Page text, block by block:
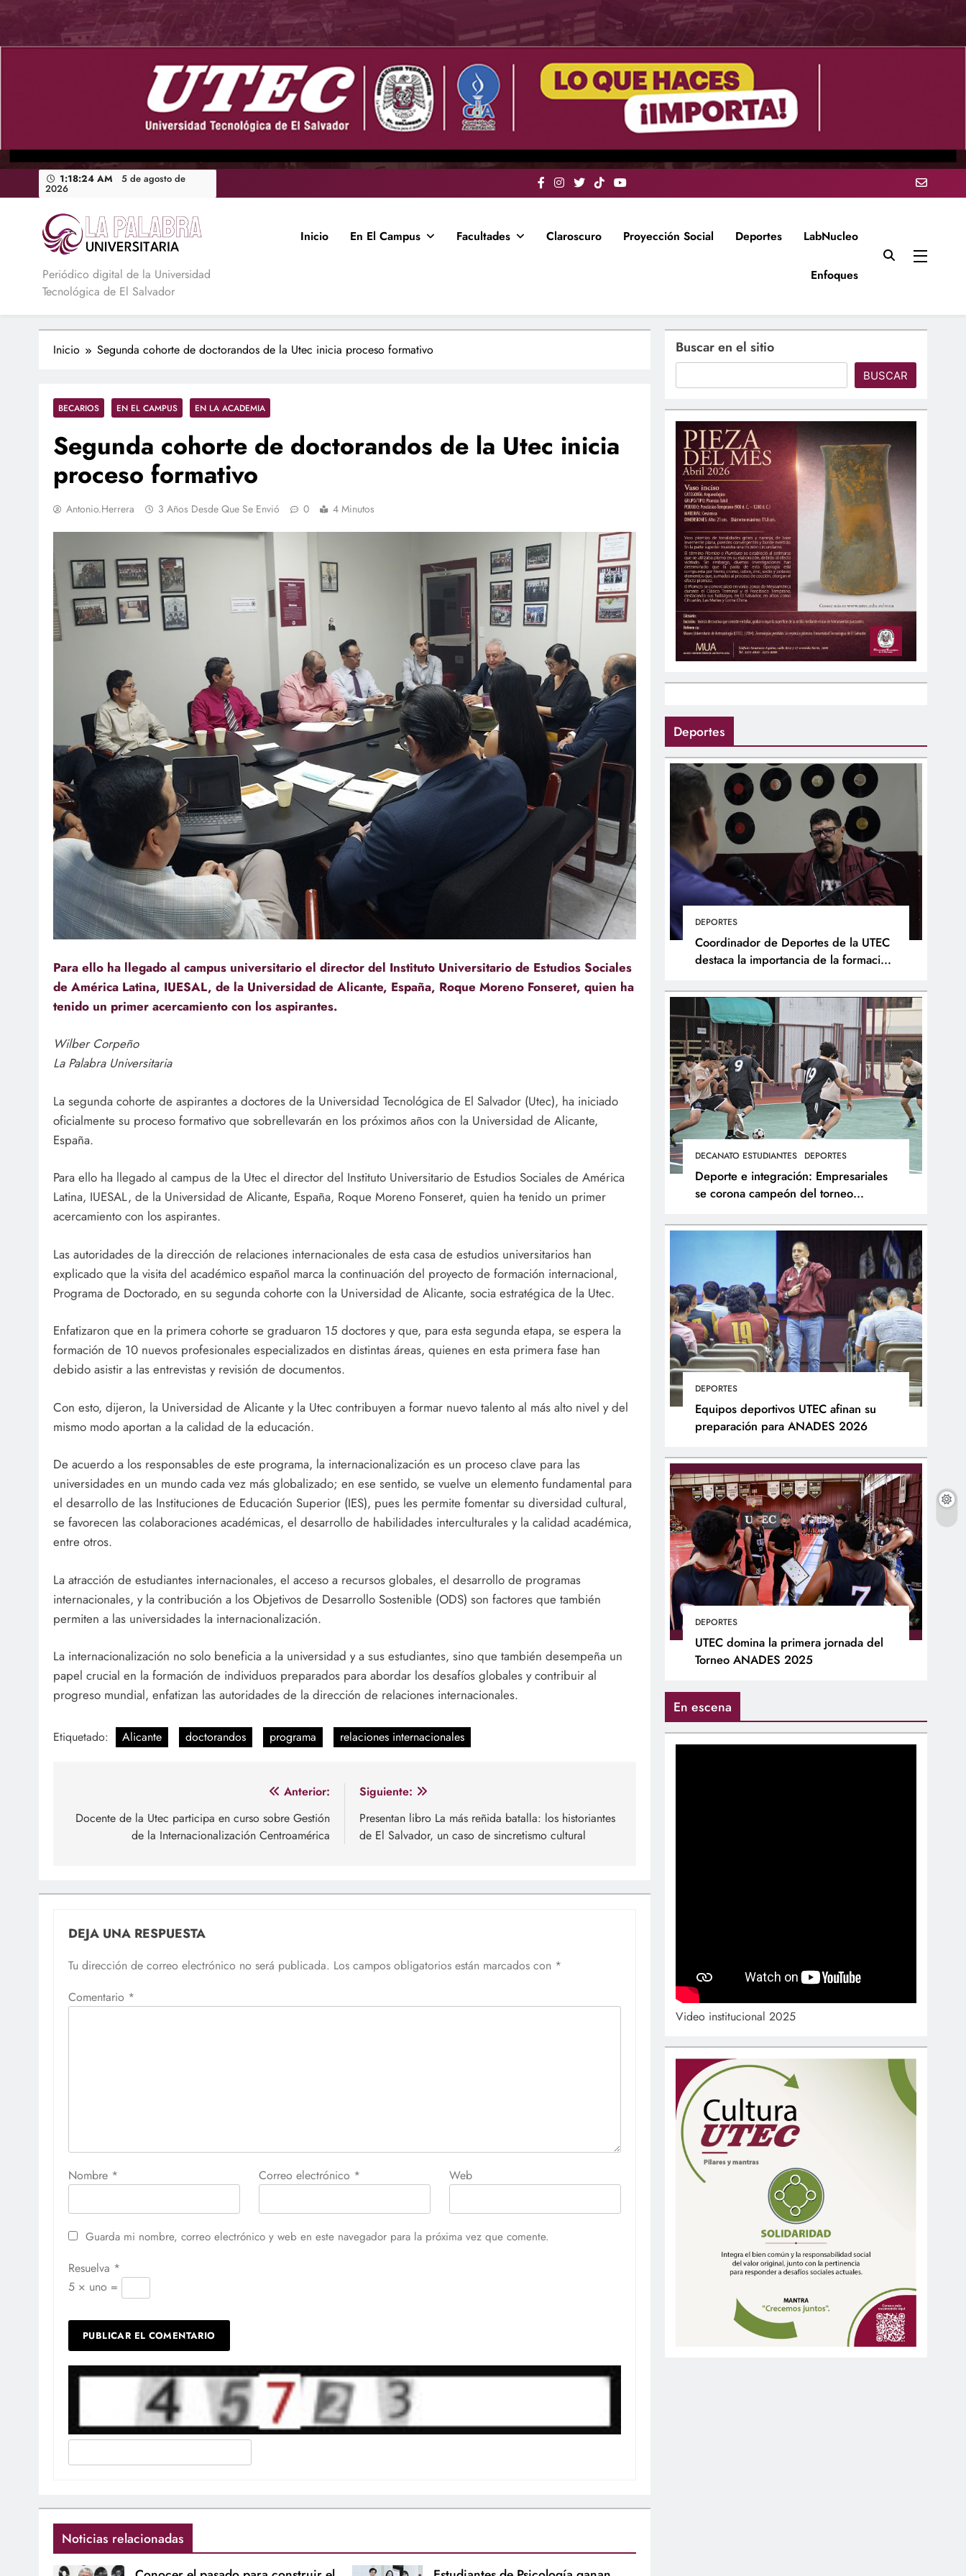
contenido
1:18:25 AM 5 de agosto de
2026
La Palabra Universitaria
Periódico digital de la Universidad
Tecnológica de El Salvador
Inicio En El Campus Facultades Claroscuro Proyección Social Deportes LabNucleo
Enfoques
Inicio Segunda cohorte de doctorandos de la Utec inicia proceso formativo
BECARIOS EN EL CAMPUS EN LA ACADEMIA
Segunda cohorte de doctorandos de la Utec inicia
proceso formativo
Antonio.herrera 3 Años Desde Que Se Envió 0 4 Minutos
Para ello ha llegado al campus universitario el director del Instituto Universitario de Estudios Sociales
de América Latina, IUESAL, de la Universidad de Alicante, España, Roque Moreno Fonseret, quien ha
tenido un primer acercamiento con los aspirantes.
Wilber Corpeño
La Palabra Universitaria
La segunda cohorte de aspirantes a doctores de la Universidad Tecnológica de El Salvador (Utec), ha iniciado
oficialmente su proceso formativo que sobrellevarán en los próximos años con la Universidad de Alicante,
España.
Para ello ha llegado al campus de la Utec el director del Instituto Universitario de Estudios Sociales de América
Latina, IUESAL, de la Universidad de Alicante, España, Roque Moreno Fonseret, quien ha tenido un primer
acercamiento con los aspirantes.
Las autoridades de la dirección de relaciones internacionales de esta casa de estudios universitarios han
explicado que la visita del académico español marca la continuación del proyecto de formación internacional,
Programa de Doctorado, en su segunda cohorte con la Universidad de Alicante, socia estratégica de la Utec.
Enfatizaron que en la primera cohorte se graduaron 15 doctores y que, para esta segunda etapa, se espera la
formación de 10 nuevos profesionales especializados en distintas áreas, quienes en esta primera fase han
debido asistir a las entrevistas y revisión de documentos.
Con esto, dijeron, la Universidad de Alicante y la Utec contribuyen a formar nuevo talento al más alto nivel y del
mismo modo aportan a la calidad de la educación.
De acuerdo a los responsables de este programa, la internacionalización es un proceso clave para las
universidades en un mundo cada vez más globalizado; en ese sentido, se vuelve un elemento fundamental para
el desarrollo de las Instituciones de Educación Superior (IES), pues les permite fomentar su diversidad cultural,
se favorecen las colaboraciones académicas, el desarrollo de habilidades interculturales y la calidad académica,
entre otros.
La atracción de estudiantes internacionales, el acceso a recursos globales, el desarrollo de programas
internacionales, y la contribución a los Objetivos de Desarrollo Sostenible (ODS) son factores que también
permiten a las universidades la internacionalización.
La internacionalización no solo beneficia a la universidad y a sus estudiantes, sino que también desempeña un
papel crucial en la formación de individuos preparados para abordar los desafíos globales y contribuir al
progreso mundial, enfatizan las autoridades de la dirección de relaciones internacionales.
Etiquetado: Alicante doctorandos programa relaciones internacionales
de
entradas
Anterior:
Docente de la Utec participa en curso sobre Gestión
de la Internacionalización Centroamérica
Siguiente:
Presentan libro La más reñida batalla: los historiantes
de El Salvador, un caso de sincretismo cultural
DEJA UNA RESPUESTA
Tu dirección de correo electrónico no será publicada. Los campos obligatorios están marcados con *
Comentario *
Nombre * Correo electrónico * Web
Guarda mi nombre, correo electrónico y web en este navegador para la próxima vez que comente.
Resuelva *
5 × uno =
Noticias relacionadas
Buscar en el sitio
BUSCAR
Deportes
DEPORTES
Coordinador de Deportes de la UTEC
destaca la importancia de la formación
DECANATO ESTUDIANTES DEPORTES
Deporte e integración: Empresariales
se corona campeón del torneo
DEPORTES
Equipos deportivos UTEC afinan su
preparación para ANADES 2026
DEPORTES
UTEC domina la primera jornada del
Torneo ANADES 2025
En escena
Video institucional 2025